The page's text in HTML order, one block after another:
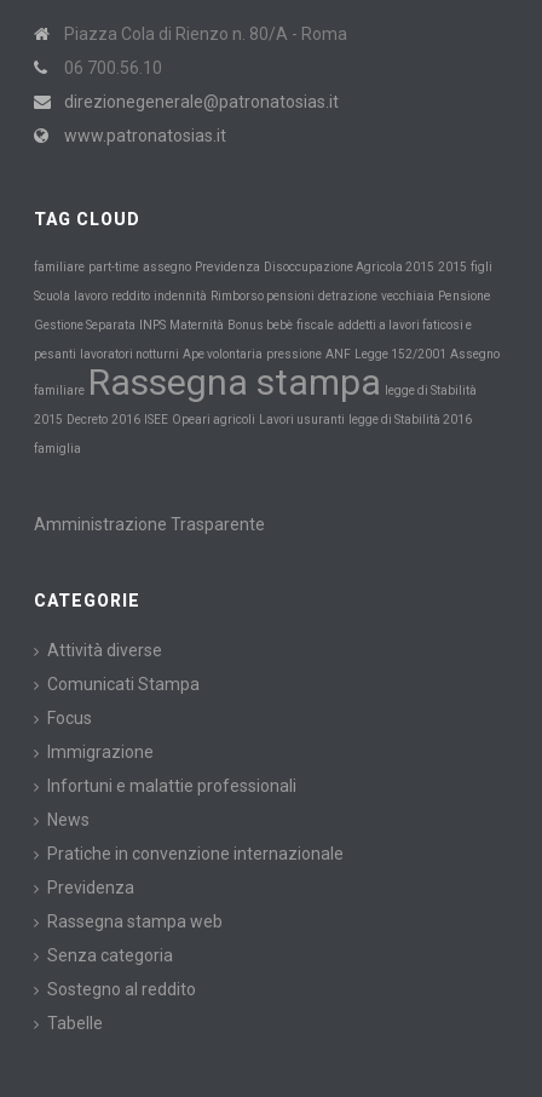
Piazza Cola di Rienzo n. 80/A - Roma
06 700.56.10
direzionegenerale@patronatosias.it
www.patronatosias.it
TAG CLOUD
familiare part-time assegno Previdenza Disoccupazione Agricola 2015 2015 figli
Scuola lavoro reddito indennità Rimborso pensioni detrazione vecchiaia Pensione
Gestione Separata INPS Maternità Bonus bebè fiscale addetti a lavori faticosi e
pesanti lavoratori notturni Ape volontaria pressione ANF Legge 152/2001 Assegno
familiare Rassegna stampa legge di Stabilità
2015 Decreto 2016 ISEE Opeari agricoli Lavori usuranti legge di Stabilità 2016
famiglia
Amministrazione Trasparente
CATEGORIE
Attività diverse
Comunicati Stampa
Focus
Immigrazione
Infortuni e malattie professionali
News
Pratiche in convenzione internazionale
Previdenza
Rassegna stampa web
Senza categoria
Sostegno al reddito
Tabelle